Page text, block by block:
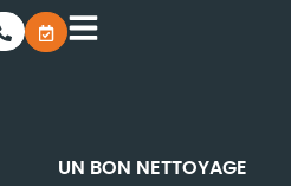
UN BON NETTOYAGE